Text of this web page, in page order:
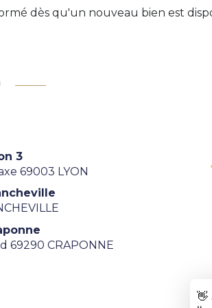
dès qu'un nouveau bien est
3
69003 LYON
69290 CRAPONNE